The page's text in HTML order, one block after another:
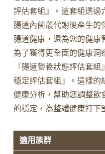
評估套組』。這套組透過
腸道內菌叢代謝後產生的
腸道健康，還為您的健康
為了獲得更全面的健康洞
『腸道營養狀態評估套
穩定評估套組』。這樣的
健康分析，幫助您調整飲
的穩定，為整體健康打下
適用族群